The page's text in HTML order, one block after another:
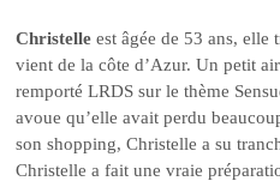
Christelleest âgée de 53 ans,
vient de la côte d’Azur. Un petit
remporté LRDS sur le thème
avoue qu’elle avait perdu
son shopping, Christelle a su
Christelle a fait une vraie